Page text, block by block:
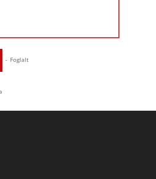
- Foglalt